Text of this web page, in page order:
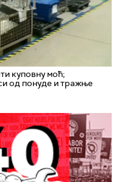
куповну моћ;
од понуде и тражње